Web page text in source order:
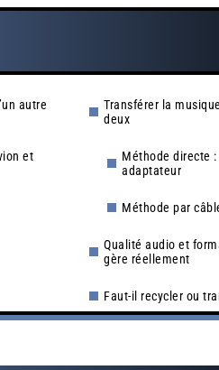
autre
et
Transférer la
deux
Méthode directe
adaptateur
Méthode par
Qualité audio et
gère réellement
Faut-il recycler ou